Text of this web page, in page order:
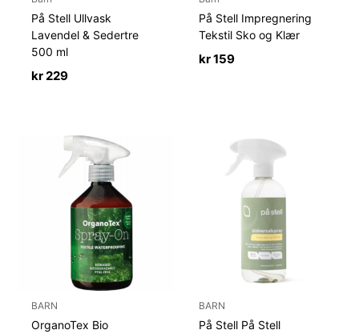
På Stell Ullvask
Lavendel & Sedertre
500 ml
kr229
På Stell Impregnering
Tekstil Sko og Klær
kr159
BARN
OrganoTex Bio
BARN
På Stell På Stell